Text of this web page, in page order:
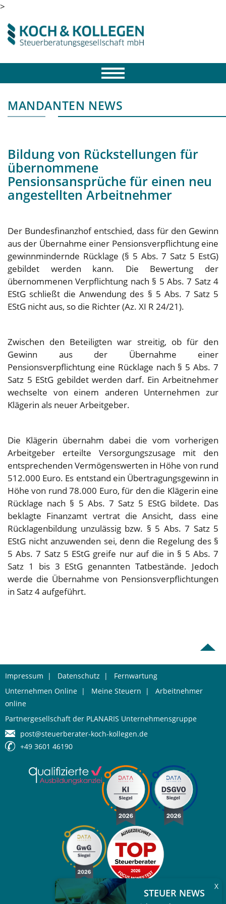
>
MANDANTEN NEWS
Bildung von Rückstellungen für
übernommene
Pensionsansprüche für einen neu
angestellten Arbeitnehmer
Der Bundesfinanzhof entschied, dass für den Gewinn
aus der Übernahme einer Pensionsverpflichtung eine
gewinnmindernde Rücklage (§ 5 Abs. 7 Satz 5 EstG)
gebildet werden kann. Die Bewertung der
übernommenen Verpflichtung nach § 5 Abs. 7 Satz 4
EStG schließt die Anwendung des § 5 Abs. 7 Satz 5
EStG nicht aus, so die Richter (Az. XI R 24/21).
Zwischen den Beteiligten war streitig, ob für den
Gewinn aus der Übernahme einer
Pensionsverpflichtung eine Rücklage nach § 5 Abs. 7
Satz 5 EStG gebildet werden darf. Ein Arbeitnehmer
wechselte von einem anderen Unternehmen zur
Klägerin als neuer Arbeitgeber.
Die Klägerin übernahm dabei die vom vorherigen
Arbeitgeber erteilte Versorgungszusage mit den
entsprechenden Vermögenswerten in Höhe von rund
512.000 Euro. Es entstand ein Übertragungsgewinn in
Höhe von rund 78.000 Euro, für den die Klägerin eine
Rücklage nach § 5 Abs. 7 Satz 5 EStG bildete. Das
beklagte Finanzamt vertrat die Ansicht, dass eine
Rücklagenbildung unzulässig bzw. § 5 Abs. 7 Satz 5
EStG nicht anzuwenden sei, denn die Regelung des §
5 Abs. 7 Satz 5 EStG greife nur auf die in § 5 Abs. 7
Satz 1 bis 3 EStG genannten Tatbestände. Jedoch
werde die Übernahme von Pensionsverpflichtungen
in Satz 4 aufgeführt.
Impressum | Datenschutz | Fernwartung
Unternehmen Online | Meine Steuern | Arbeitnehmer
online
Partnergesellschaft der PLANARIS Unternehmensgruppe
post@steuerberater-koch-kollegen.de
+49 3601 46190
STEUER NEWS
X